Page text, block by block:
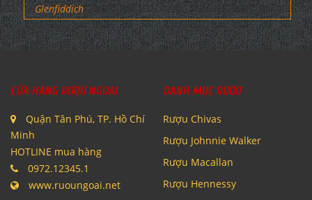
Glenfiddich
CỬA HÀNG RƯỢU NGOẠI
Quận Tân Phú, TP. Hồ Chí
Minh
HOTLINE mua hàng
0972.12345.1
www.ruoungoai.net
DANH MỤC RƯỢU
Rượu Chivas
Rượu Johnnie Walker
Rượu Macallan
Rượu Hennessy